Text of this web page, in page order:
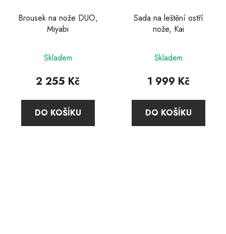
Brousek na nože DUO,
Miyabi
hodnocení
produktu
3,5
z
Skladem
2 255 Kč
DO KOŠÍKU
Sada na leštění ostří
nože, Kai
Skladem
1 999 Kč
DO KOŠÍKU